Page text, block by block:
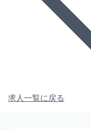
求人一覧に戻る